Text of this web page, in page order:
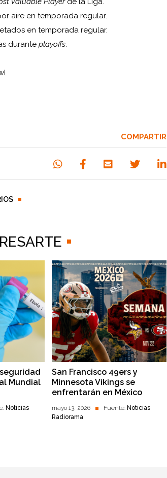
aire en temporada regular.
en temporada regular.
durante playoffs.
COMPARTIR
Mundial
Noticias
San Francisco 49ers y
Minnesota Vikings se
enfrentarán en México
mayo 13, 2026 Fuente: Noticias
Radiorama